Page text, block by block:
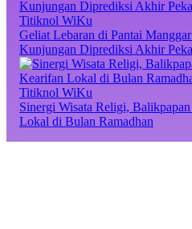
Titiknol WiKu
Geliat Lebaran di Pantai
Kunjungan Diprediksi Akhir
Titiknol WiKu
Sinergi Wisata Religi,
Lokal di Bulan Ramadhan